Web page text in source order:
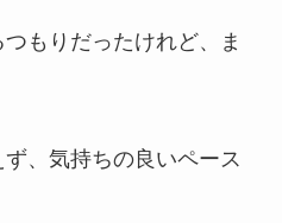
もりだったけれど、ま
、気持ちの良いペース